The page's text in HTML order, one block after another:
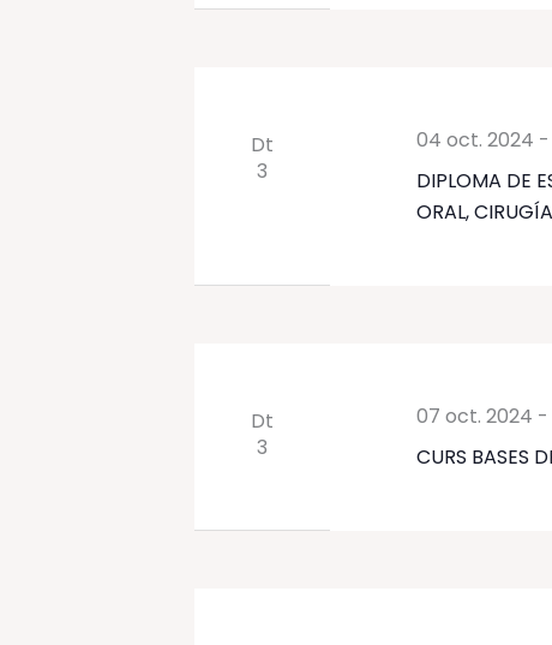
Dt
3
DIPLOMA DE
ORAL,
04 oct. 2024
Dt
3
CURS BASES
07 oct. 2024